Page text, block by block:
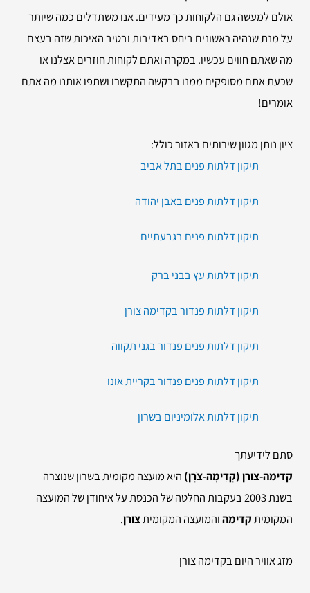
אולם למעשה גם הלקוחות כך מעידים. אנו משתדלים כמה שיותר
על מנת שנהיה ראשונים ביחס באדיבות ובטיב האיכות שזה בעצם
מה שאתם חווים עכשיו. במקרה ואתם לקוחות חוזרים אצלנו או
שכעת אתם מסופקים ממנו בבקשה התקשרו ושתפו אותנו מה אתם
אומרים!
ציון נותן מגוון שירותים באזור כולל:
תיקון דלתות פנים בתל אביב
תיקון דלתות פנים באבן יהודה
תיקון דלתות פנים בגבעתיים
תיקון דלתות עץ בבני ברק
תיקון דלתות פנדור בקדימה צורן
תיקון דלתות פנים פנדור בגני תקווה
תיקון דלתות פנים פנדור בקריית אונו
תיקון דלתות אלומיניום בשרון
סתם לידיעתך
קדימה-צורן (קָדִימָה-צֹרָן) היא מועצה מקומית בשרון שנוצרה
בשנת 2003 בעקבות החלטה של הכנסת על איחודן של המועצה
המקומיתקדימהוהמועצה המקומיתצורן.
מזג אוויר היום בקדימה צורן